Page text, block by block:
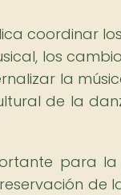
coordinar
los
la
de la
para
de